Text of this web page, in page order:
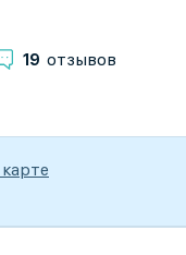
19 отзывов